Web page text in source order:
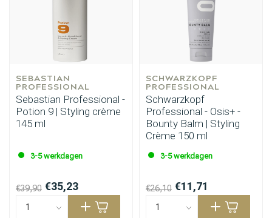
SEBASTIAN
PROFESSIONAL
Sebastian Professional -
Potion 9 | Styling crème
145 ml
3-5 werkdagen
€39,90 €35,23
SCHWARZKOPF
PROFESSIONAL
Schwarzkopf
Professional - Osis+ -
Bounty Balm | Styling
Crème 150 ml
3-5 werkdagen
€26,10 €11,71